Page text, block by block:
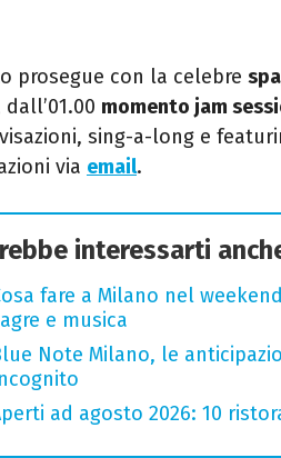
prosegue con la celebre
dall’01.00 momento jam
sing-a-long e
via email.
interessarti
fare a Milano nel
e musica
Note Milano, le
ad agosto 2026: 10